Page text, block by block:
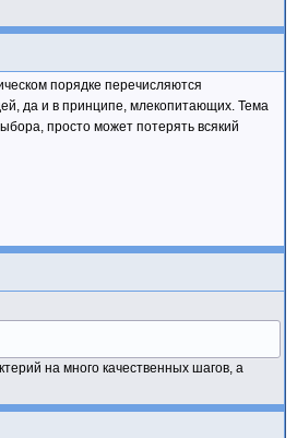
порядке перечисляются
да и в принципе, млекопитающих. Тема
просто может потерять всякий
на много качественных шагов, а